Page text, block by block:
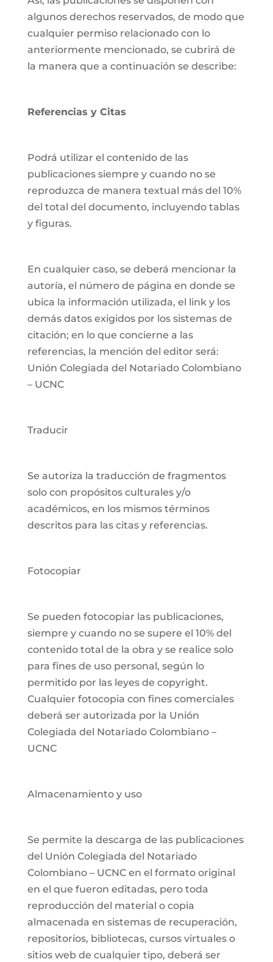
algunos derechos reservados, de modo que
cualquier permiso relacionado con lo
anteriormente mencionado, se cubrirá de
la manera que a continuación se describe:
Referencias y Citas
Podrá utilizar el contenido de las
publicaciones siempre y cuando no se
reproduzca de manera textual más del 10%
del total del documento, incluyendo tablas
y figuras.
En cualquier caso, se deberá mencionar la
autoría, el número de página en donde se
ubica la información utilizada, el link y los
demás datos exigidos por los sistemas de
citación; en lo que concierne a las
referencias, la mención del editor será:
Unión Colegiada del Notariado Colombiano
– UCNC
Traducir
Se autoriza la traducción de fragmentos
solo con propósitos culturales y/o
académicos, en los mismos términos
descritos para las citas y referencias.
Fotocopiar
Se pueden fotocopiar las publicaciones,
siempre y cuando no se supere el 10% del
contenido total de la obra y se realice solo
para fines de uso personal, según lo
permitido por las leyes de copyright.
Cualquier fotocopia con fines comerciales
deberá ser autorizada por la Unión
Colegiada del Notariado Colombiano –
UCNC
Almacenamiento y uso
Se permite la descarga de las publicaciones
del Unión Colegiada del Notariado
Colombiano – UCNC en el formato original
en el que fueron editadas, pero toda
reproducción del material o copia
almacenada en sistemas de recuperación,
repositorios, bibliotecas, cursos virtuales o
sitios web de cualquier tipo, deberá ser